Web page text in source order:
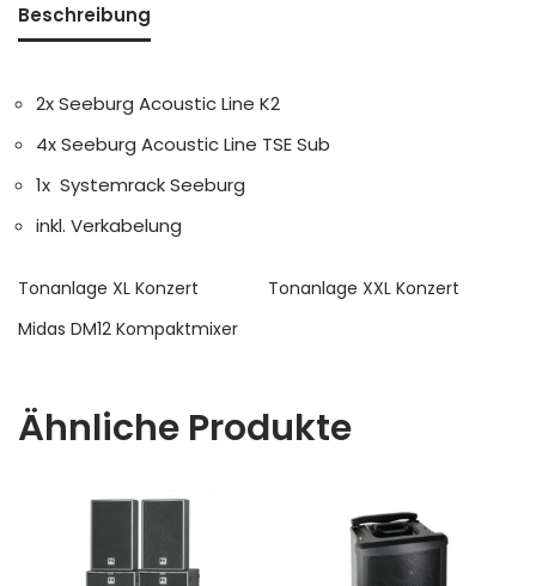
Beschreibung
2x Seeburg Acoustic Line K2
4x Seeburg Acoustic Line TSE Sub
1x Systemrack Seeburg
inkl. Verkabelung
Tonanlage XL Konzert
Tonanlage XXL Konzert
Midas DM12 Kompaktmixer
Ähnliche Produkte